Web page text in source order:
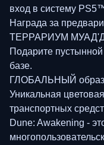
вход в систему
Награда за
ТЕРРАРИУМ
Подарите
базе.
ГЛОБАЛЬНЫЙ
Уникальная
транспортных
Dune: Awakening -